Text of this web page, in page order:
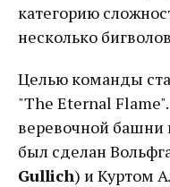
категорию
несколько
Целью команды
"The Eternal
веревочной башни
был сделан
Gullich) и Куртом